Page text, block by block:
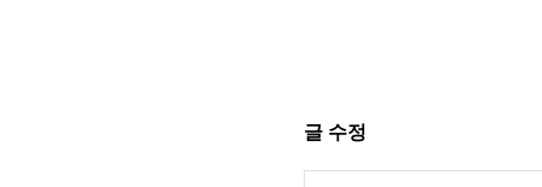
글 수정